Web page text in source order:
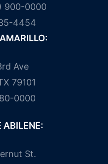
900-0000
4454
Ave
79101
0000
ABILENE:
St.